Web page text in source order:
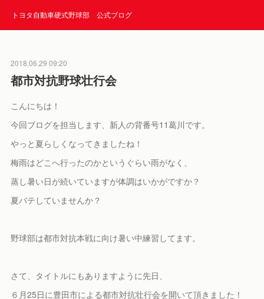
トヨタ自動車硬式野球部 公式ブログ
2018.06.29 09:20
都市対抗野球壮行会
こんにちは！
今回ブログを担当します、新人の背番号11葛川です。
やっと夏らしくなってきましたね！
梅雨はどこへ行ったのかというぐらい雨がなく、
蒸し暑い日が続いていますが体調はいかがですか？
夏バテしていませんか？
野球部は都市対抗本戦に向け暑い中練習してます。
さて、タイトルにもありますように先日、
６月25日に豊田市による都市対抗壮行会を開いて頂きました！